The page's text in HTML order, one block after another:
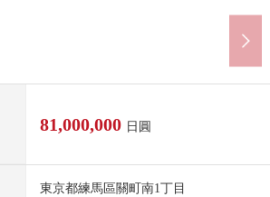
81,000,000 日圓
東京都練馬區關町南1丁目